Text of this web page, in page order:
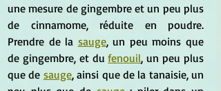
une mesure de gingembre et un peu plus
de cinnamome, réduite en poudre.
Prendre de la sauge, un peu moins que
de gingembre, et du fenouil, un peu plus
que de sauge, ainsi que de la tanaisie, un